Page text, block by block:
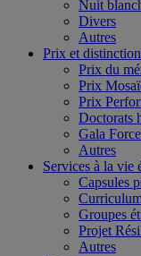
Nuit
Divers
Autres
Prix et
Prix du
Prix
Prix
Doctorats
Gala
Autres
Services à la vie
Capsules
Groupes
Projet
Autres